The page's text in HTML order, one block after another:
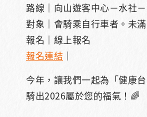
路線｜向山遊客中心－水社
對象｜會騎乘自行車者。未
報名｜線上報名
報名連結 ｜
今年，讓我們一起為「健康
騎出2026屬於您的福氣！🌈